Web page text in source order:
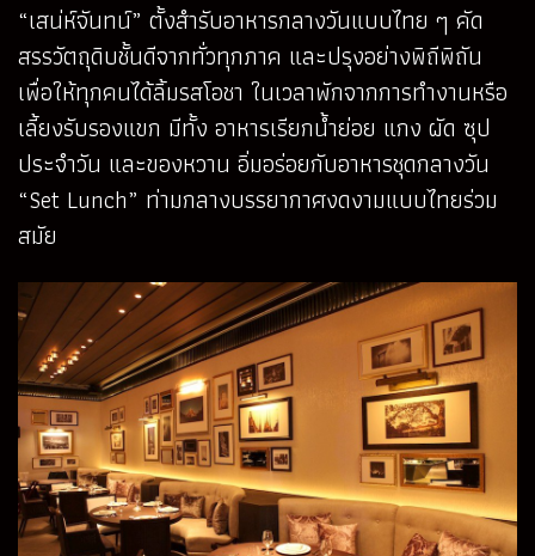
“เสน่ห์จันทน์” ตั้งสำรับอาหารกลางวันแบบไทย ๆ คัด
สรรวัตถุดิบชั้นดีจากทั่วทุกภาค และปรุงอย่างพิถีพิถัน
เพื่อให้ทุกคนได้ลิ้มรสโอชา ในเวลาพักจากการทำงานหรือ
เลี้ยงรับรองแขก มีทั้ง อาหารเรียกน้ำย่อย แกง ผัด ซุป
ประจำวัน และของหวาน อิ่มอร่อยกับอาหารชุดกลางวัน
“Set Lunch” ท่ามกลางบรรยากาศงดงามแบบไทยร่วม
สมัย